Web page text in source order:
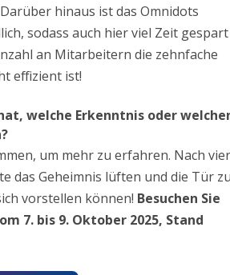
hinaus ist das Omnidots
sodass auch hier viel Zeit gespart
an Mitarbeitern die zehnfache
effizient ist!
welche Erkenntnis oder
um mehr zu erfahren. Nach
das Geheimnis lüften und die Tür
vorstellen können! Besuchen Sie
7. bis 9. Oktober 2025, Stand